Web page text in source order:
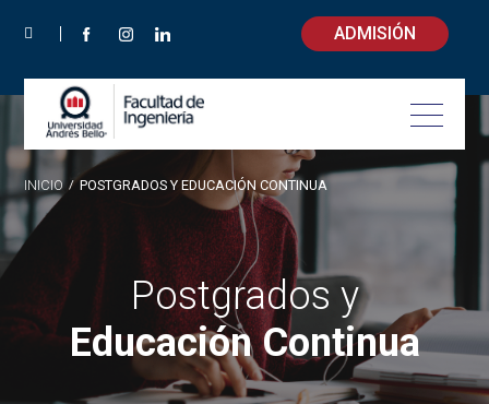
ADMISIÓN
INICIO / POSTGRADOS Y EDUCACIÓN CONTINUA
Postgrados y
Educación Continua